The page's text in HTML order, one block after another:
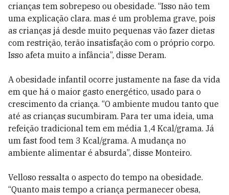
crianças tem sobrepeso ou obesidade. “Isso não tem
uma explicação clara. mas é um problema grave, pois
as crianças já desde muito pequenas vão fazer dietas
com restrição, terão insatisfação com o próprio corpo.
Isso afeta muito a infância”, disse Deram.
A obesidade infantil ocorre justamente na fase da vida
em que há o maior gasto energético, usado para o
crescimento da criança. “O ambiente mudou tanto que
até as crianças sucumbiram. Para ter uma ideia, uma
refeição tradicional tem em média 1,4 Kcal/grama. Já
um fast food tem 3 Kcal/grama. A mudança no
ambiente alimentar é absurda”, disse Monteiro.
Velloso ressalta o aspecto do tempo na obesidade.
“Quanto mais tempo a criança permanecer obesa,